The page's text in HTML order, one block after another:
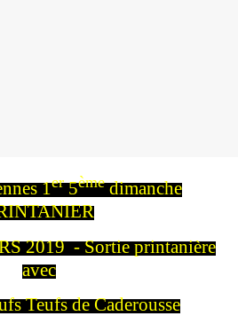
1er5èmedimanche
2019 - Sortie printanière
avec
Teufs de Caderousse